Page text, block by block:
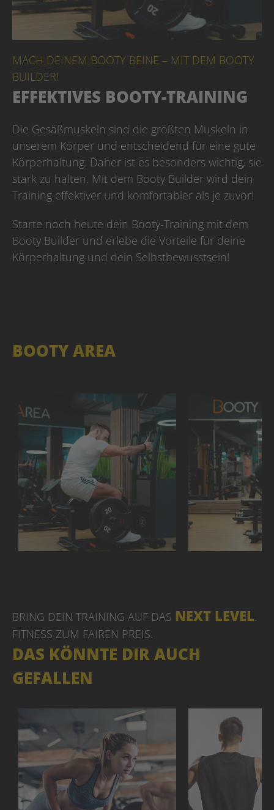
MACH DEINEM BOOTY BEINE – MIT DEM BOOTY
BUILDER!
EFFEKTIVES BOOTY-TRAINING
Die Gesäßmuskeln sind die größten Muskeln in
unserem Körper und entscheidend für eine gute
Körperhaltung. Daher ist es besonders wichtig, sie
stark zu halten. Mit dem Booty Builder wird dein
Training effektiver und komfortabler als je zuvor!
Starte noch heute dein Booty-Training mit dem
Booty Builder und erlebe die Vorteile für deine
Körperhaltung und dein Selbstbewusstsein!
BOOTY AREA
BRING DEIN TRAINING AUF DAS NEXT LEVEL.
FITNESS ZUM FAIREN PREIS.
DAS KÖNNTE DIR AUCH
GEFALLEN